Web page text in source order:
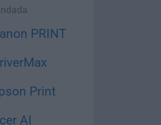
PRINT
Print
AI